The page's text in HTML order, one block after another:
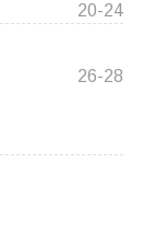
20-24
26-28